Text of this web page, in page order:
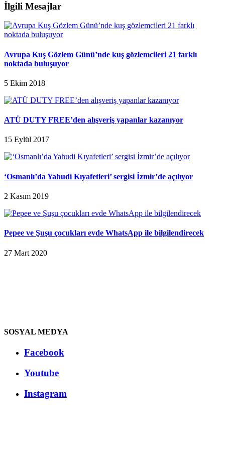
İlgili Mesajlar
Avrupa Kuş Gözlem Günü’nde kuş gözlemcileri 21 farklı
noktada buluşuyor
5 Ekim 2018
ATÜ DUTY FREE’den alışveriş yapanlar kazanıyor
15 Eylül 2017
‘Osmanlı’da Yahudi Kıyafetleri’ sergisi İzmir’de açılıyor
2 Kasım 2019
Pepee ve Şuşu çocukları evde WhatsApp ile bilgilendirecek
27 Mart 2020
SOSYAL MEDYA
Facebook
Youtube
Instagram